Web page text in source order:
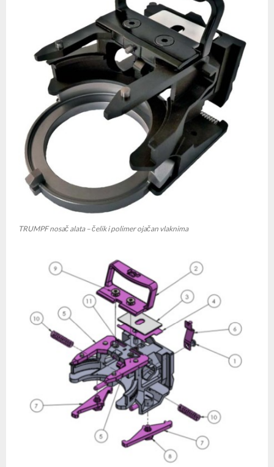
TRUMPF nosač alata – čelik i polimer ojačan vlaknima